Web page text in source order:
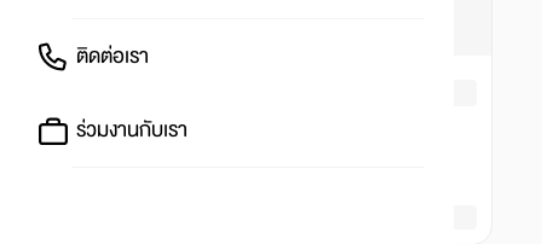
ติดต่อเรา
ร่วมงานกับเรา